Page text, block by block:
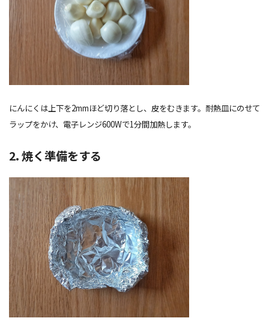
にんにくは上下を2mmほど切り落とし、皮をむきます。耐熱皿にのせて
ラップをかけ、電子レンジ600Wで1分間加熱します。
2. 焼く準備をする